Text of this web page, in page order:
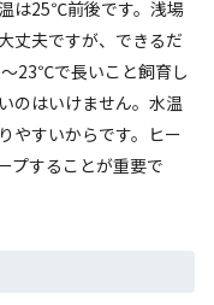
は25℃前後です。浅場
丈夫ですが、できるだ
23℃で長いこと飼育し
のはいけません。水温
やすいからです。ヒー
プすることが重要で